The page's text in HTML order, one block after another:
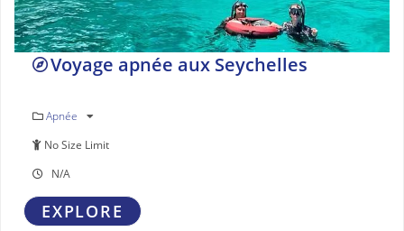
Voyage apnée aux Seychelles
Apnée
No Size Limit
N/A
EXPLORE